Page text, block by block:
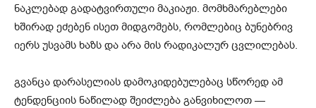
ნაკლებად გადატვირთული მაკიაჟი. მომხმარებლები
ხშირად ეძებენ ისეთ მიდგომებს, რომლებიც ბუნებრივ
იერს უსვამს ხაზს და არა მის რადიკალურ ცვლილებას.
გვანცა დარასელიას დამოკიდებულებაც სწორედ ამ
ტენდენციის ნაწილად შეიძლება განვიხილოთ —